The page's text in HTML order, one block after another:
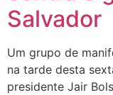
Salvador
Um grupo de
na tarde desta
presidente Jair